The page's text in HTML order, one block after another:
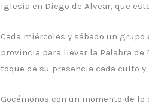
iglesia en Diego de Alvear, que
Cada miércoles y sábado un
provincia para llevar la Palabra de
toque de su presencia cada culto
Gocémonos con un momento de lo